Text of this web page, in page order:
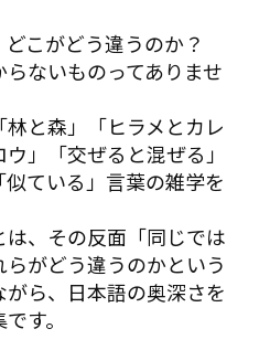
どこがどう違うのか？
ないものってありませ
と森」「ヒラメとカレ
」「交ぜると混ぜる」
似ている」言葉の雑学を
は、その反面「同じでは
がどう違うのかという
ら、日本語の奥深さを
す。